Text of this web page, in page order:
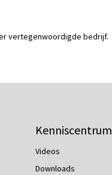
vertegenwoordigde bedrijf.
Kenniscentrum
Videos
Downloads